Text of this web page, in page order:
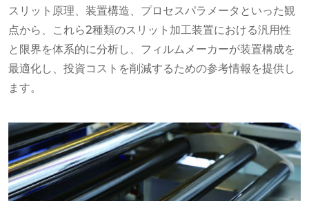
スリット原理、装置構造、プロセスパラメータといった観
点​​から、これら2種類のスリット加工装置における汎用性
と限界を体系的に分析し、フィルムメーカーが装置構成を
最適化し、投資コストを削減するための参考情報を提供し
ます。